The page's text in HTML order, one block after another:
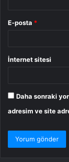
E-posta *
İnternet sitesi
Daha sonraki
adresim ve site